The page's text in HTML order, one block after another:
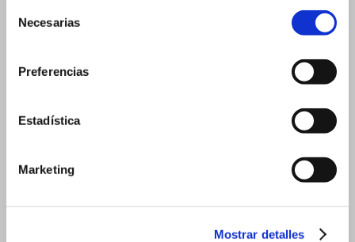
Necesarias
Preferencias
Estadística
Marketing
Mostrar detalles
5 ml
5 ml – 20×36 mm
15 ml
30 ml – 26×90 mm